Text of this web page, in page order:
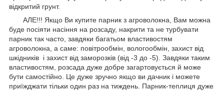
відкритий грунт.
АЛЕ!!! Якщо Ви купите парник з агроволокна, Вам можна
буде посіяти насіння на розсаду, накрити та не турбувати
парник так часто, завдяки багатьом властивостям
агроволокна, а саме: повітрообмін, вологообмін, захист від
шкідників і захист від заморозків (від -3 до -5). Завдяки таким
властивостям, розсада дуже добре загартовується й може
бути самостійно. Це дуже зручно якщо ви дачник і можете
приїжджати тільки один раз на тиждень. Парник-теплиця дуже